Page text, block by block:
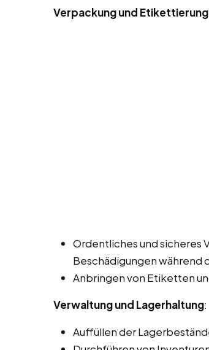
Verpackung und Etikettierung
Ordentliches und sicheres
Beschädigungen während
Anbringen von Etiketten
Verwaltung und Lagerhaltung:
Auffüllen der